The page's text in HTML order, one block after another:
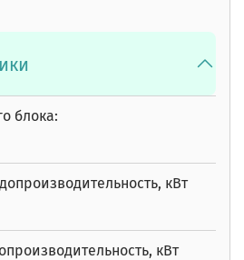
блока:
кВт
кВт